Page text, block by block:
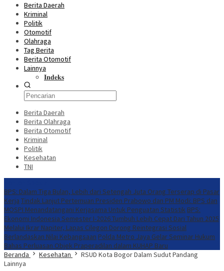
Berita Daerah
Kriminal
Politik
Otomotif
Olahraga
Tag Berita
Berita Otomotif
Lainnya
𝐈𝐧𝐝𝐞𝐤𝐬
Berita Daerah
Berita Olahraga
Berita Otomotif
Kriminal
Politik
Kesehatan
TNI
BPS: Dalam Tiga Bulan, Lebih dari Setengah Juta Orang Terserap di Pasar
Kerja Tindak Lanjut Pertemuan Presiden Prabowo dan PM Modi: BPS dan
MOSPI Menandatangani Kerjasama Untuk Penguatan Statistik BPS:
Ekonomi Indonesia Semester I-2026 Tumbuh Lebih Cepat Dari Tahun 2025
Melalui Ikrar Napiter, Lapas Cilegon Dorong Reintegrasi Sosial
Berlandaskan Nilai Kebangsaan Polda Metro Jaya Gelar Seminar Hukum
Bahas Perluasan Objek Praperadilan dalam KUHAP Baru
Beranda
Kesehatan
RSUD Kota Bogor Dalam Sudut Pandang
Lainnya